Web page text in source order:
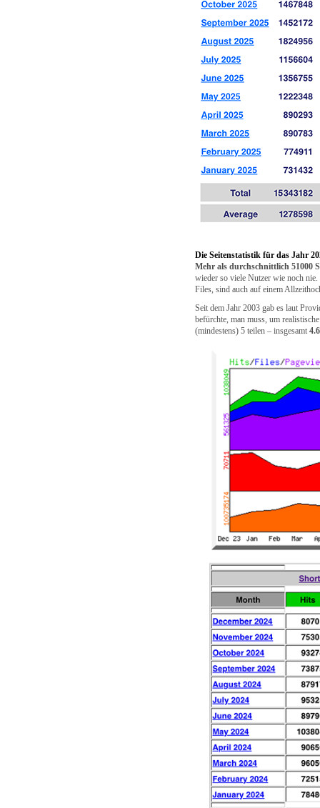
Die Seitenstatistik für das Jahr
Mehr als durchschnittlich 51000
wieder so viele Nutzer wie noch
Files, sind auch auf einem
Seit dem Jahr 2003 gab es laut
befürchte, man muss, um
(mindestens) 5 teilen – insgesamt